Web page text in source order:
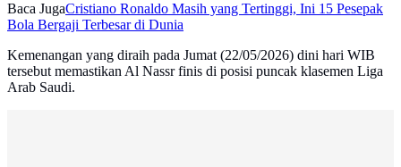
Baca JugaCristiano Ronaldo Masih yang Tertinggi, Ini 15 Pesepak
Bola Bergaji Terbesar di Dunia
Kemenangan yang diraih pada Jumat (22/05/2026) dini hari WIB
tersebut memastikan Al Nassr finis di posisi puncak klasemen Liga
Arab Saudi.